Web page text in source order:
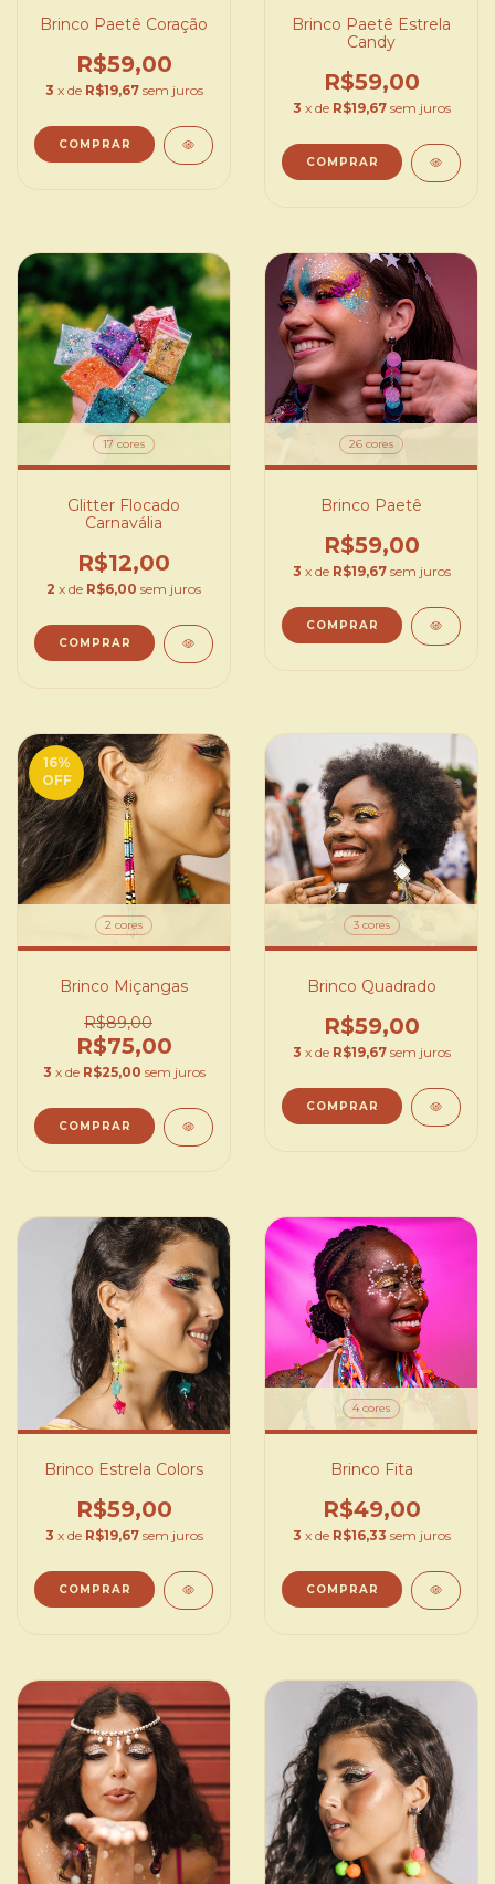
Brinco Paetê Coração
R$59,00
3 x de R$19,67 sem juros
COMPRAR
Brinco Paetê Estrela
Candy
R$59,00
3 x de R$19,67 sem juros
COMPRAR
17 cores
Glitter Flocado
Carnavália
R$12,00
2 x de R$6,00 sem juros
COMPRAR
26 cores
Brinco Paetê
R$59,00
3 x de R$19,67 sem juros
COMPRAR
16%
OFF
2 cores
Brinco Miçangas
R$89,00
R$75,00
3 x de R$25,00 sem juros
COMPRAR
3 cores
Brinco Quadrado
R$59,00
3 x de R$19,67 sem juros
COMPRAR
Brinco Estrela Colors
R$59,00
3 x de R$19,67 sem juros
4 cores
Brinco Fita
R$49,00
3 x de R$16,33 sem juros
COMPRAR